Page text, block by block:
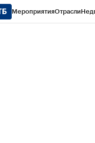
МероприятияОтрасли